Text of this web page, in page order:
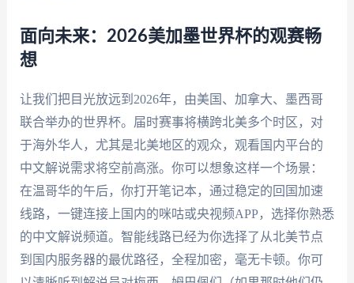
面向未来：2026美加墨世界杯的观赛畅
想
让我们把目光放远到2026年，由美国、加拿大、墨西哥
联合举办的世界杯。届时赛事将横跨北美多个时区，对
于海外华人，尤其是北美地区的观众，观看国内平台的
中文解说需求将空前高涨。你可以想象这样一个场景：
在温哥华的午后，你打开笔记本，通过稳定的回国加速
线路，一键连接上国内的咪咕或央视频APP，选择你熟悉
的中文解说频道。智能线路已经为你选择了从北美节点
到国内服务器的最优路径，全程加密，毫无卡顿。你可